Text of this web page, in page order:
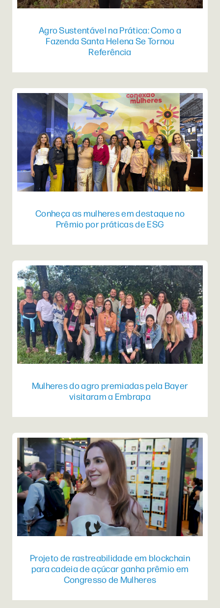
Agro Sustentável na Prática: Como a
Fazenda Santa Helena Se Tornou
Referência
Conheça as mulheres em destaque no
Prêmio por práticas de ESG
Mulheres do agro premiadas pela Bayer
visitaram a Embrapa
Projeto de rastreabilidade em blockchain
para cadeia de açúcar ganha prêmio em
Congresso de Mulheres